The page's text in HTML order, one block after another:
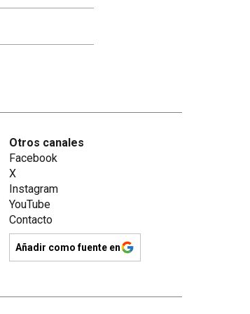
Otros canales
Facebook
X
Instagram
YouTube
Contacto
Añadir como fuente en